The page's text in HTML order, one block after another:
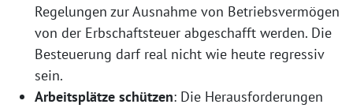
Regelungen zur Ausnahme von Betriebsvermögen
von der Erbschaftsteuer abgeschafft werden. Die
Besteuerung darf real nicht wie heute regressiv
sein.
Arbeitsplätze schützen: Die Herausforderungen